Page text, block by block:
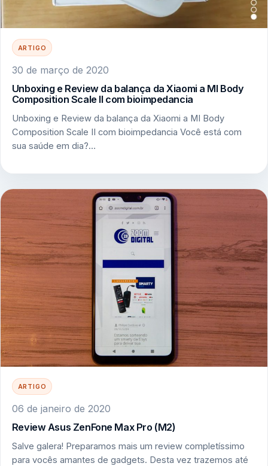
ARTIGO
30 de março de 2020
Unboxing e Review da balança da Xiaomi a MI Body
Composition Scale II com bioimpedancia
Unboxing e Review da balança da Xiaomi a MI Body
Composition Scale II com bioimpedancia Você está com
sua saúde em dia?…
ARTIGO
06 de janeiro de 2020
Review Asus ZenFone Max Pro (M2)
Salve galera! Preparamos mais um review completíssimo
para vocês amantes de gadgets. Desta vez trazemos até